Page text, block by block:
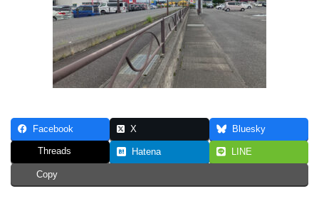
Facebook X Bluesky
Threads Hatena LINE
Copy